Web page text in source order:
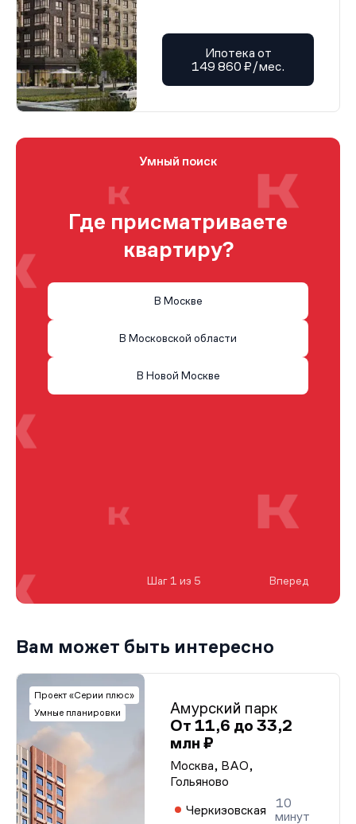
Ипотека от
149 860 ₽/мес.
Умный поиск
Где присматриваете
квартиру?
В Москве
В Московской области
В Новой Москве
Шаг 1 из 5 Вперед
Вам может быть интересно
Проект «Серии плюс»
Умные планировки
Амурский парк
От 11,6 до 33,2
млн ₽
Москва, ВАО,
Гольяново
Черкизовская
10
минут